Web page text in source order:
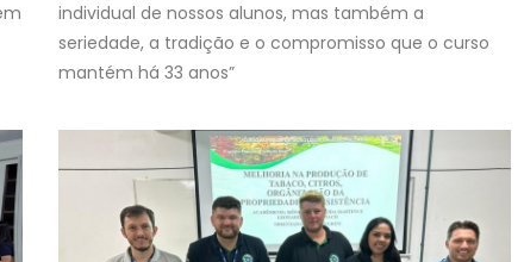
individual de nossos alunos, mas também a
seriedade, a tradição e o compromisso que o curso
mantém há 33 anos”